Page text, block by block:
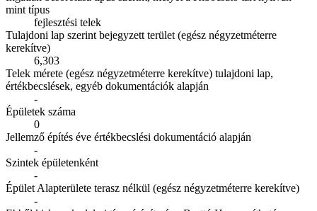
mint típus
fejlesztési telek
Tulajdoni lap szerint bejegyzett terület (egész négyzetméterre
kerekítve)
6,303
Telek mérete (egész négyzetméterre kerekítve) tulajdoni lap,
értékbecslések, egyéb dokumentációk alapján
-
Épületek száma
0
Jellemző építés éve értékbecslési dokumentáció alapján
-
Szintek épületenként
-
Épület Alapterülete terasz nélkül (egész négyzetméterre kerekítve)
-